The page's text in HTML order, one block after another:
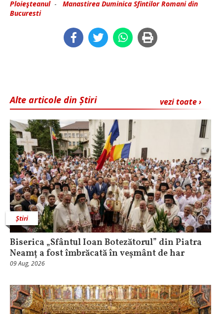
Ploieşteanul- Manastirea Duminica Sfintilor Romani din
Bucuresti
vezi toate ›
Alte articole din Știri
Știri
Biserica „Sfântul Ioan Botezătorul” din Piatra
Neamț a fost îmbrăcată în veșmânt de har
09 Aug, 2026